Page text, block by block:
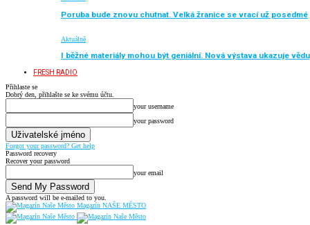
Poruba bude znovu chutnat. Velká žranice se vrací už posedmé
Aktuálně
I běžné materiály mohou být geniální. Nová výstava ukazuje
FRESH RADIO
Přihlaste se
Dobrý den, přihlašte se ke svému účtu.
your username
your password
Forgot your password? Get help
Password recovery
Recover your password
your email
A password will be e-mailed to you.
Magazín NAŠE MĚSTO